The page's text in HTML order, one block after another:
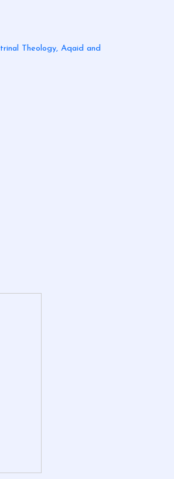
Theology, Aqaid and